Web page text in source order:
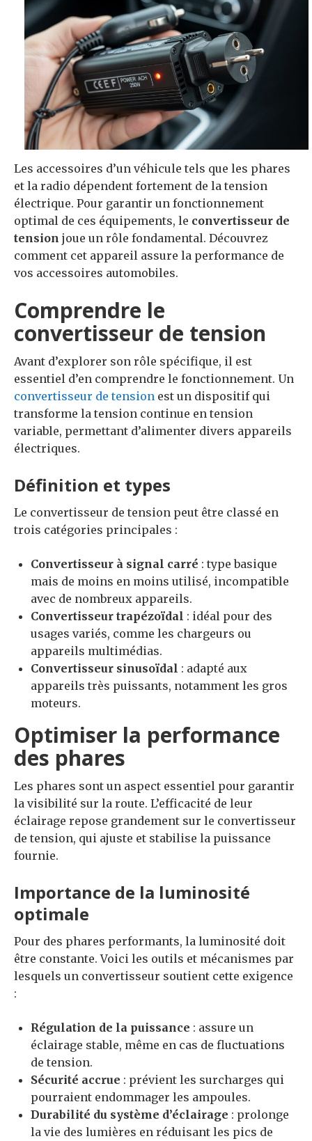
Les accessoires d’un véhicule tels que les phares
et la radio dépendent fortement de la tension
électrique. Pour garantir un fonctionnement
optimal de ces équipements, le convertisseur de
tension joue un rôle fondamental. Découvrez
comment cet appareil assure la performance de
vos accessoires automobiles.
Comprendre le
convertisseur de tension
Avant d’explorer son rôle spécifique, il est
essentiel d’en comprendre le fonctionnement. Un
convertisseur de tension est un dispositif qui
transforme la tension continue en tension
variable, permettant d’alimenter divers appareils
électriques.
Définition et types
Le convertisseur de tension peut être classé en
trois catégories principales :
Convertisseur à signal carré : type basique
mais de moins en moins utilisé, incompatible
avec de nombreux appareils.
Convertisseur trapézoïdal : idéal pour des
usages variés, comme les chargeurs ou
appareils multimédias.
Convertisseur sinusoïdal : adapté aux
appareils très puissants, notamment les gros
moteurs.
Optimiser la performance
des phares
Les phares sont un aspect essentiel pour garantir
la visibilité sur la route. L’efficacité de leur
éclairage repose grandement sur le convertisseur
de tension, qui ajuste et stabilise la puissance
fournie.
Importance de la luminosité
optimale
Pour des phares performants, la luminosité doit
être constante. Voici les outils et mécanismes par
lesquels un convertisseur soutient cette exigence
:
Régulation de la puissance : assure un
éclairage stable, même en cas de fluctuations
de tension.
Sécurité accrue : prévient les surcharges qui
pourraient endommager les ampoules.
Durabilité du système d’éclairage : prolonge
la vie des lumières en réduisant les pics de